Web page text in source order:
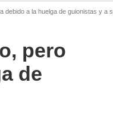
huelga de guionistas y a su presupuesto
pero
de